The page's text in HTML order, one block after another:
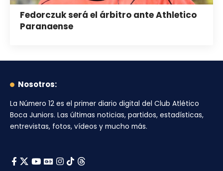
Fedorczuk será el árbitro ante Athletico
Paranaense
Nosotros:
La Número 12 es el primer diario digital del Club Atlético
Boca Juniors. Las últimas noticias, partidos, estadísticas,
entrevistas, fotos, vídeos y mucho más.